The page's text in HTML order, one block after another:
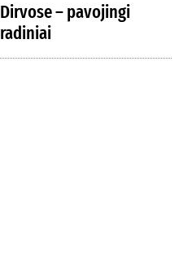
Dirvose – pavojingi
radiniai